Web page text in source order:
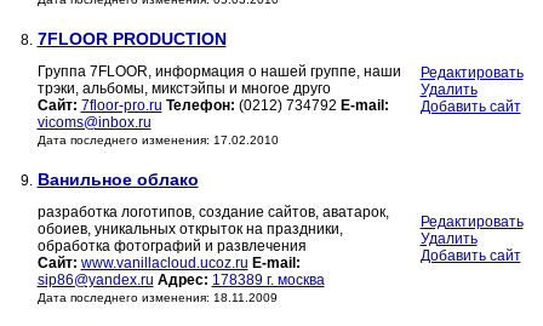
8. 7FLOOR PRODUCTION
Группа 7FLOOR, информация о нашей группе, наши
трэки, альбомы, микстэйпы и многое друго
Сайт: 7floor-pro.ru Телефон: (0212) 734792 E-mail:
vicoms@inbox.ru
Дата последнего изменения: 17.02.2010
Редактировать
Удалить
Добавить сайт
9. Ванильное облако
разработка логотипов, создание сайтов, аватарок,
обоиев, уникальных открыток на праздники,
обработка фотографий и развлечения
Сайт: www.vanillacloud.ucoz.ru E-mail:
sip86@yandex.ru Адрес: 178389 г. москва
Дата последнего изменения: 18.11.2009
Редактировать
Удалить
Добавить сайт